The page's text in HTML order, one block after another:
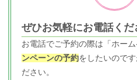
ぜひお気軽にお電話くだ
お電話でご予約の際は「ホー
ンペーンの予約をしたいので
ださい。